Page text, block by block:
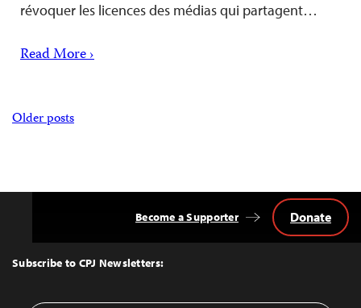
révoquer les licences des médias qui partagent…
Read More ›
Posts
Older posts
Top
Subscribe to CPJ Newsletters:
Become a Supporter Donate